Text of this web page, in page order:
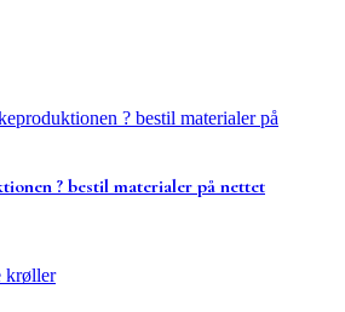
? bestil materialer på nettet